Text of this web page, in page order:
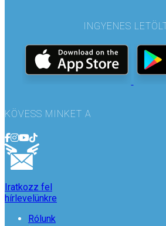
INGYENES
KÖVESS MINKET A
Iratkozz fel
hírlevelünkre
Rólunk